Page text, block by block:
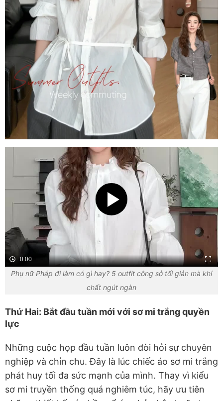
0:00
Phụ nữ Pháp đi làm có gì hay? 5 outfit công sở tối giản mà khí
chất ngút ngàn
Thứ Hai: Bắt đầu tuần mới với sơ mi trắng quyền
lực
Những cuộc họp đầu tuần luôn đòi hỏi sự chuyên
nghiệp và chỉn chu. Đây là lúc chiếc áo sơ mi trắng
phát huy tối đa sức mạnh của mình. Thay vì kiểu
sơ mi truyền thống quá nghiêm túc, hãy ưu tiên